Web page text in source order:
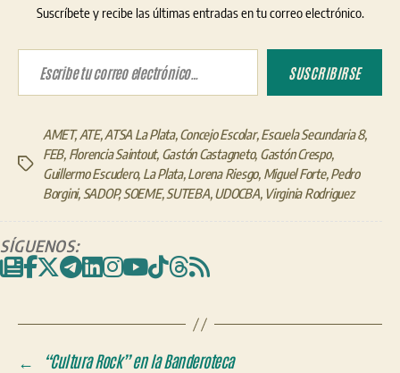
Suscríbete y recibe las últimas entradas en tu correo electrónico.
Escribe tu correo electrónico…
SUSCRIBIRSE
Etiquetas
AMET,ATE,ATSA La Plata,Concejo Escolar,Escuela Secundaria 8,
FEB, Florencia Saintout, Gastón Castagneto, Gastón Crespo,
Guillermo Escudero, La Plata,Lorena Riesgo, Miguel Forte,Pedro
Borgini, SADOP,SOEME,SUTEBA,UDOCBA, Virginia Rodriguez
SÍGUENOS:
←
“Cultura Rock” en la Banderoteca